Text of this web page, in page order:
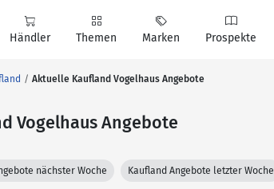
Händler Themen Marken Prospekte
Aktuelle Kaufland Vogelhaus Angebote
Vogelhaus Angebote
nächster Woche Kaufland Angebote letzter Woche